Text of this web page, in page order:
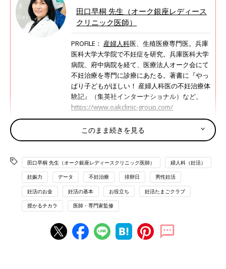
田口早桐 先生（オーク銀座レディース
クリニック医師）
PROFILE： 産婦人科医、生殖医療専門医。兵庫
医科大学大学院で不妊症を研究。兵庫医科大学
病院、府中病院を経て、医療法人オーク会にて
不妊治療を専門に診療にあたる。著書に『やっ
ぱり子どもがほしい！ 産婦人科医の不妊治療体
験記』（集英社インターナショナル）など。
https://www.oakclinic-group.com/
不妊治療 2人のスタートガイド #3
2025-2026」
なぜ妊娠しない？その原因を探る不妊治
療の基本3ステップを解説【専門家監
修】
自分たちなりに妊活をしてみたけれど、なかな
まずは不妊治療の基本的な流れを知ることから
始めましょう。 今回は「不妊治療の3STEP」
このまま続きを見る
田口早桐 先生（オーク銀座レディースクリニック医師） 婦人科（妊活）
妊娠力 データ 不妊治療 排卵日 男性妊活
妊活のお金 妊活の基本 お役立ち 妊活たまごクラブ
授かるチカラ 医師・専門家監修